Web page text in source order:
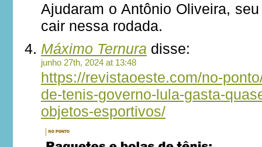
Ajudaram o Antônio Oliveira,
cair nessa rodada.
Máximo Ternura disse:
junho 27th, 2024 at 13:48
https://revistaoeste.com/no-
de-tenis-governo-lula-gasta-
objetos-esportivos/